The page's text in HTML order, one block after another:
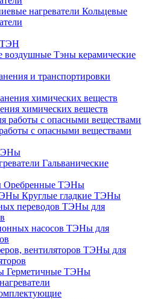
Кольцевые
ТЭН
Тэны керамические
и транспортировки
химических веществ
с опасными веществами
Гальванические
Оребренные ТЭНы
Круглые гладкие ТЭНы
ТЭНы для
ТЭНы для
ТЭНы для
Герметичные ТЭНы